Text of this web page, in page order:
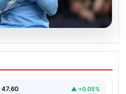
sahaya dev isim!
yıldızı Tijjani
47.60 ▲ +0.05%